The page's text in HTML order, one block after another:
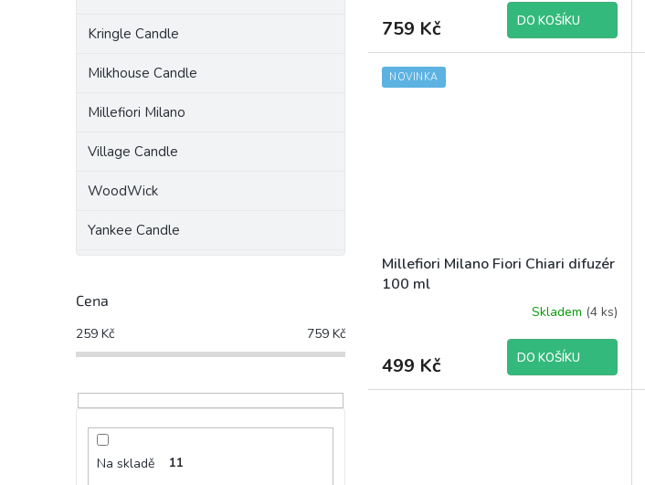
Kringle Candle
Milkhouse Candle
Millefiori Milano
Village Candle
WoodWick
Yankee Candle
Cena
259 Kč 759 Kč
Na skladě 11
759 Kč DO KOŠÍKU
NOVINKA
Millefiori Milano Fiori Chiari difuzér
100 ml
Skladem (4 ks)
499 Kč DO KOŠÍKU